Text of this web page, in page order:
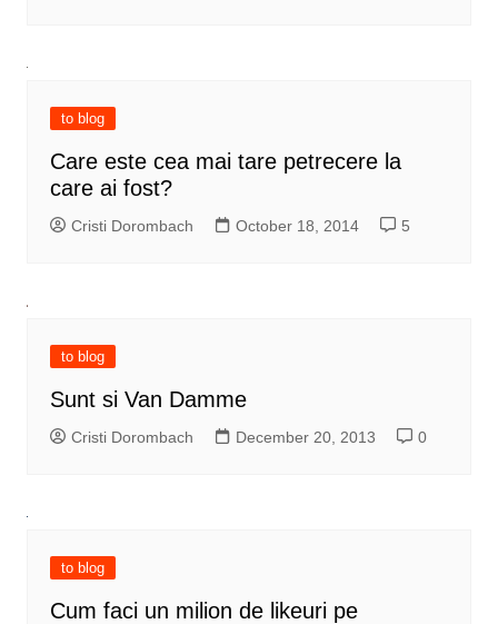
to blog
Care este cea mai tare petrecere la
care ai fost?
Cristi Dorombach October 18, 2014 5
to blog
Sunt si Van Damme
Cristi Dorombach December 20, 2013 0
to blog
Cum faci un milion de likeuri pe